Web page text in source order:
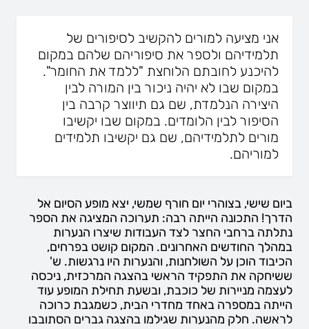
אני מציעה למורים להקשיב לסיפורים של
תלמידיהם ולספר את סיפוריהם שלהם במקום
להיכנע לחובתם הלוחצת "ללמד את החומר".
במקום שבו לא יהיה ניכור בין המורה לבין
היצירה הנלמדת, שם גם תיווצר קרבה בין
הסיפור לבין הלומדים. במקום שבו יקשיבו
מורים לתלמידיהם, שם גם יקשיבו תלמידים
למוריהם.
ביום שישי, בצוהרי יום חורף שמשי, יצא מופע הסיום אל
הדרך! התכונה הייתה רבה: תערוכה המציגה את הספר
נתלתה ברחבי החצר לצד העבודות שיצרו הנערות
במהלך החודשים האחרונים. המקום קושט בפרחים,
הכיבוד הוכן על השולחנות, והנערות היו נרגשות. ש'
ששיחקה את התפקיד הראשי בהצגה המרכזית, ניכסה
לעצמה מניירות של כוכבת, ובשעת תחילת המופע עוד
הייתה במספרה באחד מחדרי הבית, כשמגבת כרוכה
לראשה. חלק מהנערות שגילמו בהצגה גברים הסתובבו